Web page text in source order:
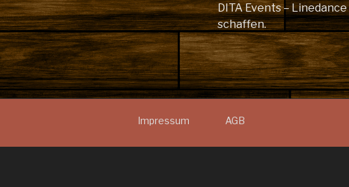
DITA Events –
schaffen.
Impressum AGB